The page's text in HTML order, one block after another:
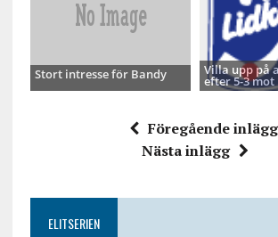
Stort intresse för Bandy Villa upp på
efter 5-3 mot
Föregående inlägg
Nästa inlägg
ELITSERIEN